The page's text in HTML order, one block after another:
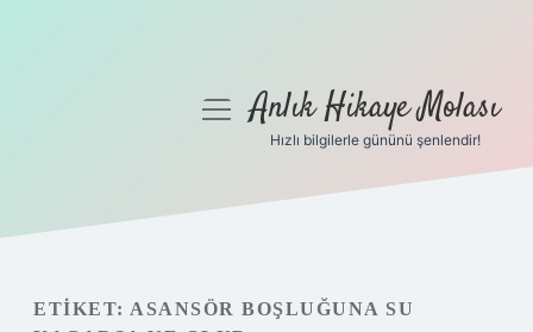
Gizlilik Politikası
menüyüAnlık Hikaye Molası
Hızlı bilgilerle gününü şenlendir!
ETIKET: ASANSÖR BOŞLUĞUNA SU